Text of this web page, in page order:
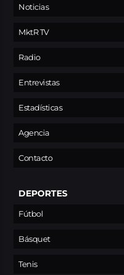
Noticias
MktR TV
Radio
Entrevistas
Estadísticas
Agencia
Contacto
DEPORTES
Fútbol
Básquet
Tenis